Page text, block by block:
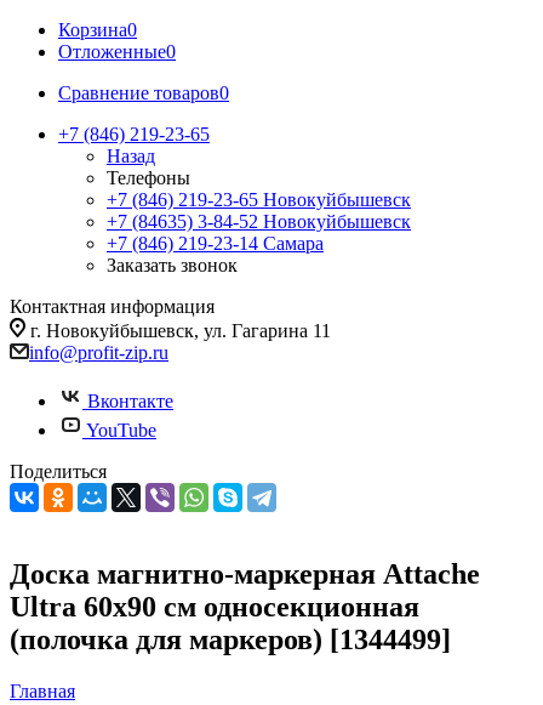
Корзина0
Отложенные0
Сравнение товаров0
+7 (846) 219-23-65
Назад
Телефоны
+7 (846) 219-23-65 Новокуйбышевск
+7 (84635) 3-84-52 Новокуйбышевск
+7 (846) 219-23-14 Самара
Заказать звонок
Контактная информация
г. Новокуйбышевск, ул. Гагарина 11
info@profit-zip.ru
Вконтакте
YouTube
Поделиться
Доска магнитно-маркерная Attache
Ultra 60x90 см односекционная
(полочка для маркеров) [1344499]
Главная